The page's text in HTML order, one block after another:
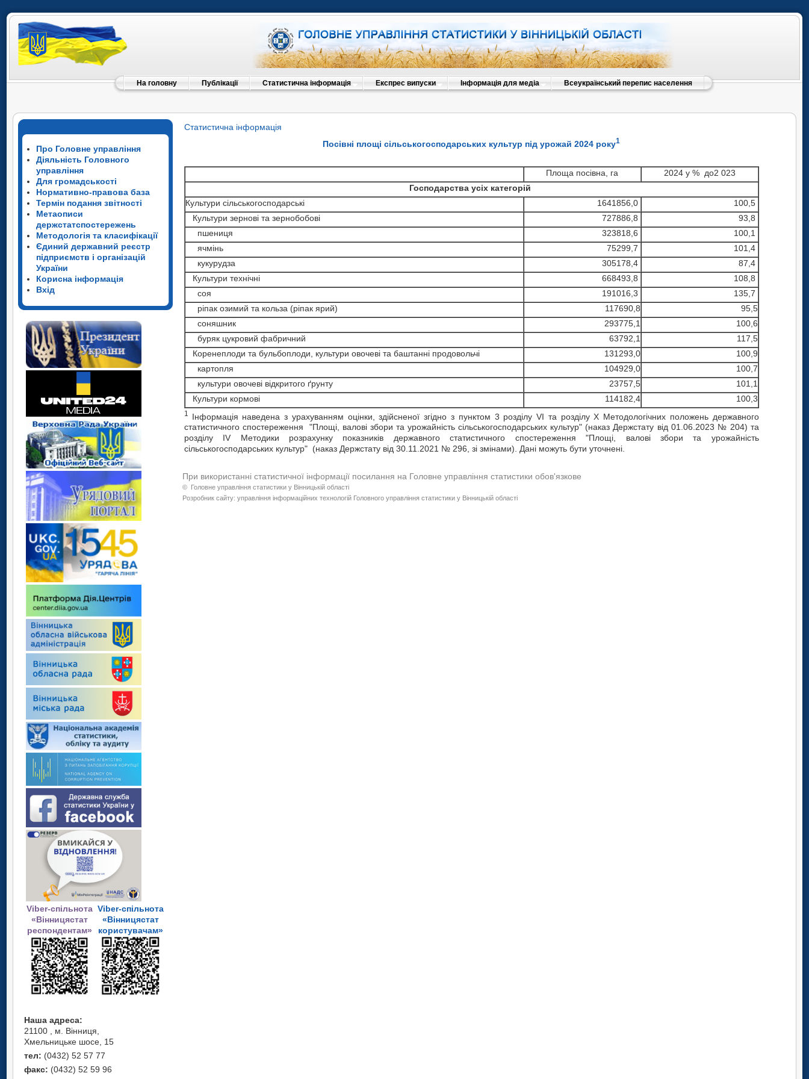
На головну Публікації Статистична інформація Експрес випуски Інформація для медіа Всеукраїнський перепис населення
Про Головне управління
Діяльність Головного
управління
Для громадськості
Нормативно-правова база
Термін подання звітності
Метаописи
держстатспостережень
Методологія та класифікації
Єдиний державний реєстр
підприємств і організацій
України
Корисна інформація
Вхід
Viber-спільнота
«Вінницястат
респондентам»
Viber-спільнота
«Вінницястат
користувачам»
Наша адреса:
21100 , м. Вінниця,
Хмельницьке шосе, 15
тел: (0432) 52 57 77
факс: (0432) 52 59 96
Статистична інформація
Посівні площі сільськогосподарських культур під урожай 2024 року1
Площа посівна, га
2024 у % до2 023
Господарства усіх категорій
Культури сільськогосподарські
1641856,0
100,5
Культури зернові та зернобобові
727886,8
93,8
пшениця
323818,6
100,1
ячмінь
75299,7
101,4
кукурудза
305178,4
87,4
Культури технічні
668493,8
108,8
соя
191016,3
135,7
ріпак озимий та кольза (ріпак ярий)
117690,8
95,5
соняшник
293775,1
100,6
буряк цукровий фабричний
63792,1
117,5
Коренеплоди та бульбоплоди, культури овочеві та баштанні продовольчі
131293,0
100,9
картопля
104929,0
100,7
культури овочеві відкритого ґрунту
23757,5
101,1
Культури кормові
114182,4 100,3
1
Інформація наведена з урахуванням оцінки, здійсненої згідно з пунктом 3 розділу VІ та розділу Х Методологічних положень державного
статистичного спостереження "Площі, валові збори та урожайність сільськогосподарських культур" (наказ Держстату від 01.06.2023 № 204) та
розділу ІV Методики розрахунку показників державного статистичного спостереження "Площі, валові збори та урожайність
сільськогосподарських культур" (наказ Держстату від 30.11.2021 № 296, зі змінами). Дані можуть бути уточнені.
При використанні статистичної інформації посилання на Головне управління статистики обов'язкове
© Головне управління статистики у Вінницькій області
Розробник сайту: управління інформаційних технологій Головного управління статистики у Вінницькій області